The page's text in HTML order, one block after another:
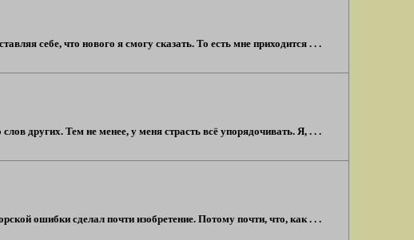
себе, что нового я смогу сказать. То есть мне приходится . . .
других. Тем не менее, у меня страсть всё упорядочивать. Я, . . .
ошибки сделал почти изобретение. Потому почти, что, как . . .